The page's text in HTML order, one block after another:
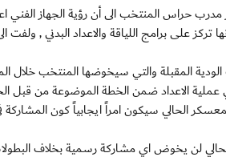
مدرب حراس المنتخب الى أن رؤية الجهاز الفني
تركز على برامج اللياقة والاعداد البدني ,
الودية المقبلة والتي سيخوضها المنتخب
الاعداد ضمن الخطة الموضوعة من قبل
الحالي سيكون امراً ايجابياً كون المشاركة
لن يخوض اي مشاركة رسمية بخلاف البطولات